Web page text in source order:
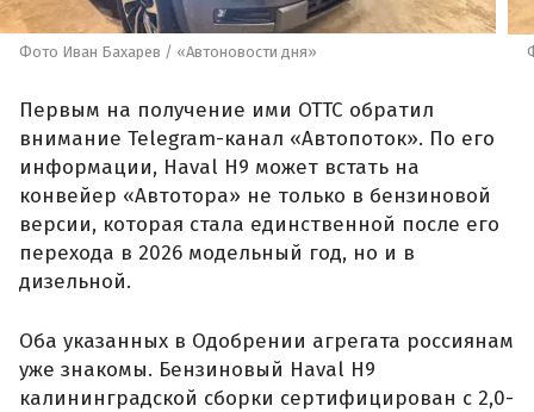
Фото Иван Бахарев / «Автоновости дня»
Первым на получение ими ОТТС обратил
внимание Telegram-канал «Автопоток». По его
информации, Haval H9 может встать на
конвейер «Автотора» не только в бензиновой
версии, которая стала единственной после его
перехода в 2026 модельный год, но и в
дизельной.
Оба указанных в Одобрении агрегата россиянам
уже знакомы. Бензиновый Haval H9
калининградской сборки сертифицирован с 2,0-